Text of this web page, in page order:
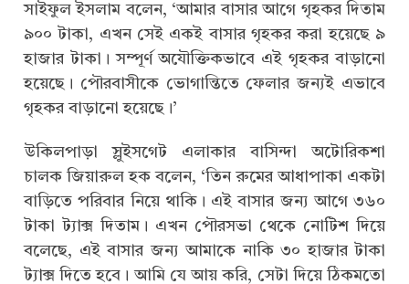
সাইফুল ইসলাম বলেন, ‘আমার বাসার আগে গৃহকর দিতাম
৯০০ টাকা, এখন সেই একই বাসার গৃহকর করা হয়েছে ৯
হাজার টাকা। সম্পূর্ণ অযৌক্তিকভাবে এই গৃহকর বাড়ানো
হয়েছে। পৌরবাসীকে ভোগান্তিতে ফেলার জন্যই এভাবে
গৃহকর বাড়ানো হয়েছে।’
উকিলপাড়া স্লুইসগেট এলাকার বাসিন্দা অটোরিকশা
চালক জিয়ারুল হক বলেন, ‘তিন রুমের আধাপাকা একটা
বাড়িতে পরিবার নিয়ে থাকি। এই বাসার জন্য আগে ৩৬০
টাকা ট্যাক্স দিতাম। এখন পৌরসভা থেকে নোটিশ দিয়ে
বলেছে, এই বাসার জন্য আমাকে নাকি ৩০ হাজার টাকা
ট্যাক্স দিতে হবে। আমি যে আয় করি, সেটা দিয়ে ঠিকমতো